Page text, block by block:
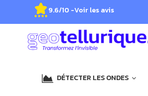
9.6/10 -Voir les avis
DÉTECTER LES ONDES